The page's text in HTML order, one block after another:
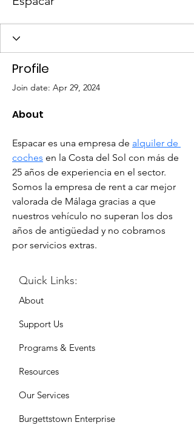
Profile
Join date: Apr 29, 2024
About
Espacar es una empresa de alquiler de
coches en la Costa del Sol con más de
25 años de experiencia en el sector.
Somos la empresa de rent a car mejor
valorada de Málaga gracias a que
nuestros vehículo no superan los dos
años de antigüedad y no cobramos
por servicios extras.
Quick Links:
About
Support Us
Programs & Events
Resources
Our Services
Burgettstown Enterprise